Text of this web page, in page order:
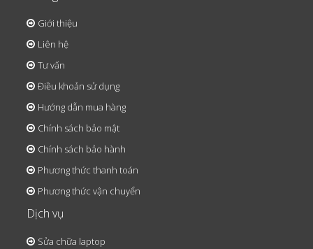
Giới thiệu
Liên hệ
Tư vấn
Điều khoản sử dụng
Hướng dẫn mua hàng
Chính sách bảo mật
Chính sách bảo hành
Phương thức thanh toán
Phương thức vận chuyển
Dịch vụ
Sửa chữa laptop